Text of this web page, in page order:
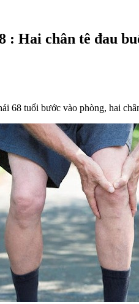
: Hai chân tê đau
68 tuổi bước vào phòng, hai